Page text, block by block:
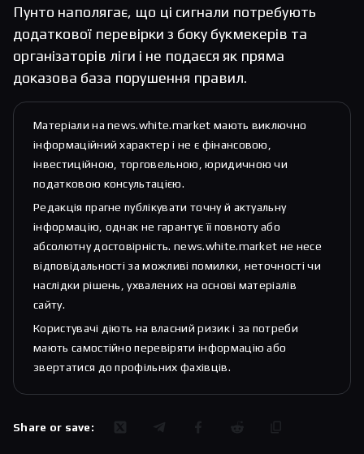
Пунто наполягає, що ці сигнали потребують
додаткової перевірки з боку букмекерів та
організаторів ліги і не подаєся як пряма
доказова база порушення правил.
Матеріали на news.white.market мають виключно
інформаційний характер і не є фінансовою,
інвестиційною, торговельною, юридичною чи
податковою консультацією.
Редакція прагне публікувати точну й актуальну
інформацію, однак не гарантує її повноту або
абсолютну достовірність. news.white.market не несе
відповідальності за можливі помилки, неточності чи
наслідки рішень, ухвалених на основі матеріалів
сайту.
Користувачі діють на власний ризик і за потреби
мають самостійно перевіряти інформацію або
звертатися до профільних фахівців.
Share or save: